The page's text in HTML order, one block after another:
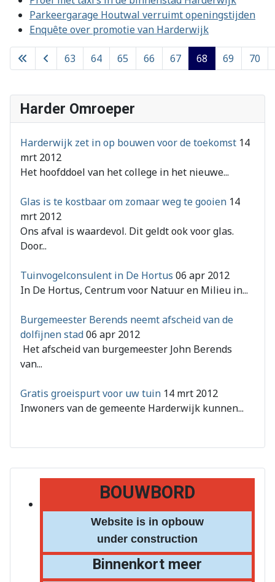
BOUWBORD
Website is in opbouw
under construction
Binnenkort meer
Parkeergarage Houtwal verruimt openingstijden
Enquête over promotie van Harderwijk
Pagina 68 van 76
63 64 65 66 67 68 69 70
Harder Omroeper
Harderwijk zet in op bouwen voor de toekomst 14
mrt 2012
Het hoofddoel van het college in het nieuwe...
Glas is te kostbaar om zomaar weg te gooien 14
mrt 2012
Ons afval is waardevol. Dit geldt ook voor glas.
Door...
Tuinvogelconsulent in De Hortus 06 apr 2012
In De Hortus, Centrum voor Natuur en Milieu in...
Burgemeester Berends neemt afscheid van de
dolfijnen stad06 apr 2012
Het afscheid van burgemeester John Berends
van...
Gratis groeispurt voor uw tuin 14 mrt 2012
Inwoners van de gemeente Harderwijk kunnen...